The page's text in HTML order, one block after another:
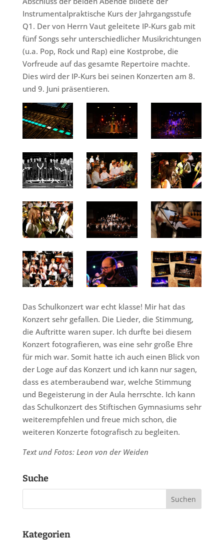
Instrumentalpraktische Kurs der Jahrgangsstufe
Q1. Der von Herrn Vaut geleitete IP-Kurs gab mit
fünf Songs sehr unterschiedlicher Musikrichtungen
(u.a. Pop, Rock und Rap) eine Kostprobe, die
Vorfreude auf das gesamte Repertoire machte.
Dies wird der IP-Kurs bei seinen Konzerten am 8.
und 9. Juni präsentieren.
Das Schulkonzert war echt klasse! Mir hat das
Konzert sehr gefallen. Die Lieder, die Stimmung,
die Auftritte waren super. Ich durfte bei diesem
Konzert fotografieren, was eine sehr große Ehre
für mich war. Somit hatte ich auch einen Blick von
der Loge auf das Konzert und ich kann nur sagen,
dass es atemberaubend war, welche Stimmung
und Begeisterung in der Aula herrschte. Ich kann
das Schulkonzert des Stiftischen Gymnasiums sehr
weiterempfehlen und freue mich schon, die
weiteren Konzerte fotografisch zu begleiten.
Text und Fotos: Leon von der Weiden
Suche
Kategorien